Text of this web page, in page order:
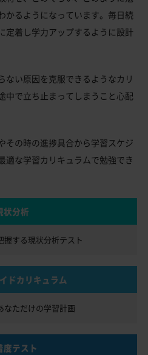
かるようになっています。毎日続
定着し学力アップするように設計
ない原因を克服できるようなカリ
中で立ち止まってしまうこと心配
その時の進捗具合から学習スケジ
適な学習カリキュラムで勉強でき
状分析
握する現状分析テスト
ドカリキュラム
なただけの学習計画
度テスト